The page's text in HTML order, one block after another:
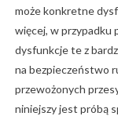
może konkretne
więcej, w przypadku
dysfunkcje te z
na bezpieczeństwo
przewożonych
niniejszy jest próbą